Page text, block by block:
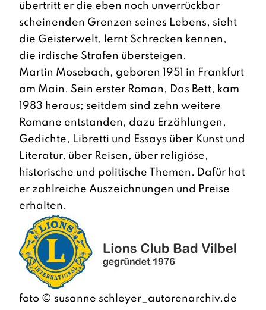
übertritt er die eben noch unverrückbar
scheinenden Grenzen seines Lebens, sieht
die Geisterwelt, lernt Schrecken kennen,
die irdische Strafen übersteigen.
Martin Mosebach, geboren 1951 in Frankfurt
am Main. Sein erster Roman, Das Bett, kam
1983 heraus; seitdem sind zehn weitere
Romane entstanden, dazu Erzählungen,
Gedichte, Libretti und Essays über Kunst und
Literatur, über Reisen, über religiöse,
historische und politische Themen. Dafür hat
er zahlreiche Auszeichnungen und Preise
erhalten.
foto © susanne schleyer_autorenarchiv.de